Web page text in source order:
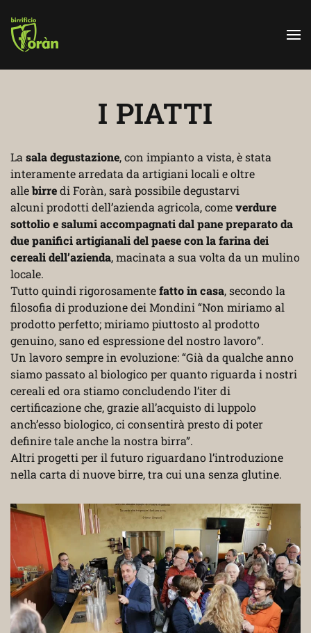
Skip to main content
I PIATTI
La sala degustazione, con impianto a vista, è stata
interamente arredata da artigiani locali e oltre
allebirredi Foràn, sarà possibile degustarvi
alcuni prodotti dell’azienda agricola, comeverdure
sottolio e salumi accompagnati dal pane preparato da
due panifici artigianali del paese con la farina dei
cereali dell’azienda, macinata a sua volta da un mulino
locale.
Tutto quindi rigorosamentefatto in casa, secondo la
filosofia di produzione dei Mondini “Non miriamo al
prodotto perfetto; miriamo piuttosto al prodotto
genuino, sano ed espressione del nostro lavoro”.
Un lavoro sempre in evoluzione: “Già da qualche anno
siamo passato al biologico per quanto riguarda i nostri
cereali ed ora stiamo concludendo l’iter di
certificazione che, grazie all’acquisto di luppolo
anch’esso biologico, ci consentirà presto di poter
definire tale anche la nostra birra”.
Altri progetti per il futuro riguardano l’introduzione
nella carta di nuove birre, tra cui una senza glutine.